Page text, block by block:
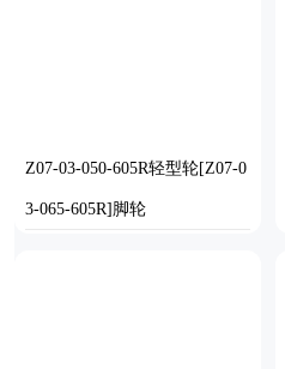
Z07-03-050-605R轻型轮[Z07-0
3-065-605R]脚轮